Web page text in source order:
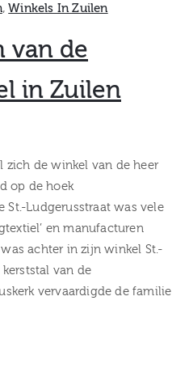
‚Winkels In Zuilen
van de
in Zuilen
zich de winkel van de heer
op de hoek
St.-Ludgerusstraat was vele
en manufacturen
achter in zijn winkel St.-
van de
vervaardigde de familie